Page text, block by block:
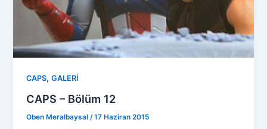
CAPS,GALERİ
CAPS – Bölüm 12
Oben Meralbaysal/17 Haziran 2015